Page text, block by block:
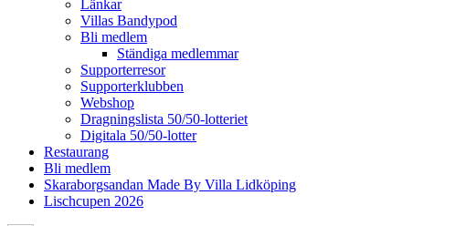
Länkar
Villas Bandypod
Bli medlem
Ständiga medlemmar
Supporterresor
Supporterklubben
Webshop
Dragningslista 50/50-lotteriet
Digitala 50/50-lotter
Restaurang
Bli medlem
Skaraborgsandan Made By Villa Lidköping
Lischcupen 2026